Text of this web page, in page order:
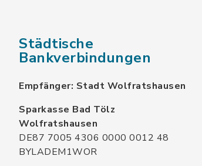
Städtische
Bankverbindungen
Empfänger: Stadt Wolfratshausen
Sparkasse Bad Tölz
Wolfratshausen
DE87 7005 4306 0000 0012 48
BYLADEM1WOR